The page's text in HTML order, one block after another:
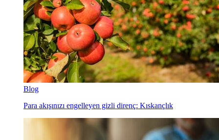
Blog
Para akışınızı engelleyen gizli direnç: Kıskançlık